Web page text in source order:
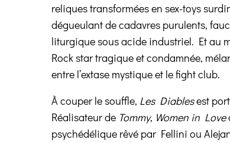
reliques transformées en sex-toys
dégueulant de cadavres purulents,
liturgique sous acide industriel. Et au
Rock star tragique et condamnée,
entre l’extase mystique et le fight club.
À couper le souffle, Les Diablesest
Réalisateur de Tommy, Women in Love
psychédélique rêvé par Fellini ou